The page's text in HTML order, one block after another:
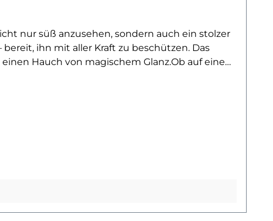
nur süß anzusehen, sondern auch ein stolzer
ihn mit aller Kraft zu beschützen. Das
Hauch von magischem Glanz.Ob auf einem